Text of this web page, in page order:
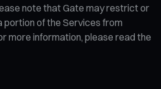
note that Gate may restrict or
portion of the Services from
more information, please read the